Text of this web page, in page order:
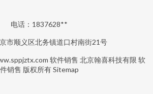
电话：1837628**
市顺义区北务镇道口村南街21号
软件销售 北京翰喜科技有限 软
件销售 版权所有Sitemap